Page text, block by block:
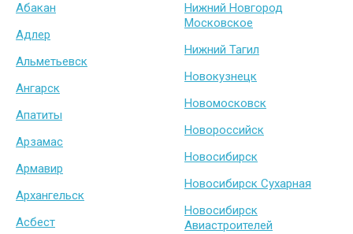
Абакан
Адлер
Альметьевск
Ангарск
Апатиты
Арзамас
Армавир
Архангельск
Асбест
Нижний Новгород
Московское
Нижний Тагил
Новокузнецк
Новомосковск
Новороссийск
Новосибирск
Новосибирск Сухарная
Новосибирск
Авиастроителей